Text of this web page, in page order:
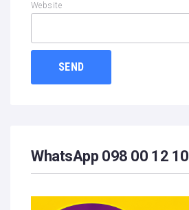
Website
WhatsApp 098 00 12 10